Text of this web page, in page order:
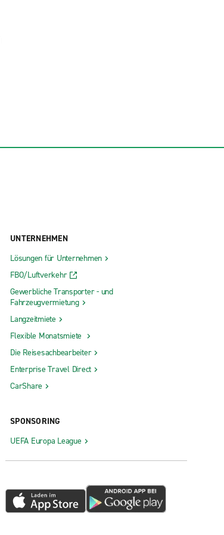
UNTERNEHMEN
Lösungen für Unternehmen
FBO/Luftverkehr
Gewerbliche Transporter - und
Fahrzeugvermietung
Langzeitmiete
Flexible Monatsmiete
Die Reisesachbearbeiter
Enterprise Travel Direct
CarShare
SPONSORING
UEFA Europa League